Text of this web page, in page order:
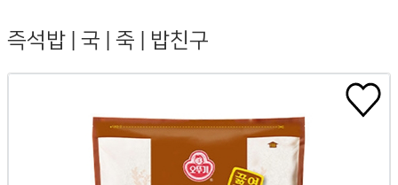
즉석밥 | 국 | 죽 | 밥친구